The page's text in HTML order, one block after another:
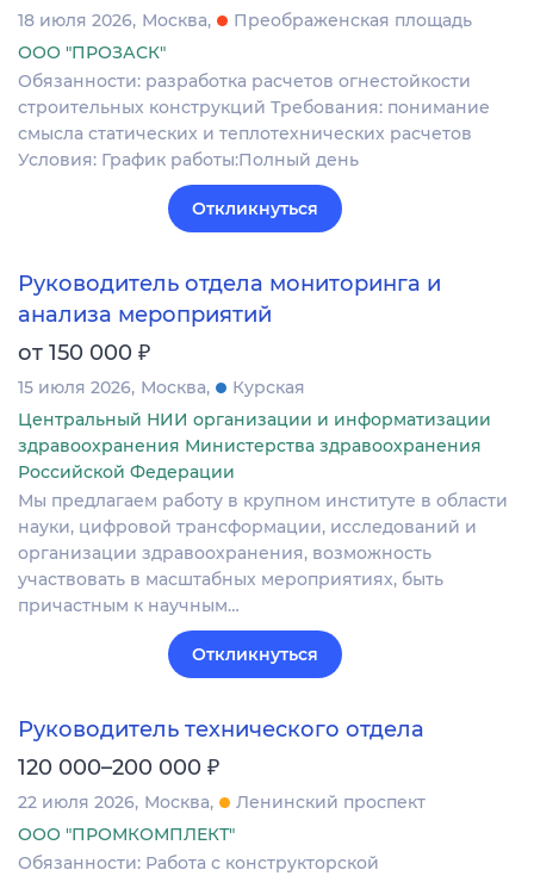
18 июля 2026 Москва
Преображенская площадь
ООО "ПРОЗАСК"
Обязанности: разработка расчетов огнестойкости
строительных конструкций Требования: понимание
смысла статических и теплотехнических расчетов
Условия: График работы:Полный день
Откликнуться
Руководитель отдела мониторинга и
анализа мероприятий
от 150 000 ₽
15 июля 2026 Москва
Курская
Центральный НИИ организации и информатизации
здравоохранения Министерства здравоохранения
Российской Федерации
Мы предлагаем работу в крупном институте в области
науки, цифровой трансформации, исследований и
организации здравоохранения, возможность
участвовать в масштабных мероприятиях, быть
причастным к научным…
Откликнуться
Руководитель технического отдела
120 000–200 000 ₽
22 июля 2026 Москва
Ленинский проспект
ООО "ПРОМКОМПЛЕКТ"
Обязанности: Работа с конструкторской